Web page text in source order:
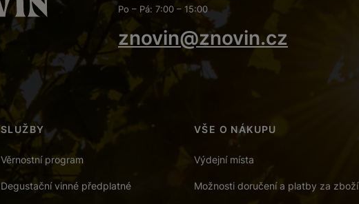
Po – Pá: 7:00 – 15:00
znovin@znovin.cz
SLUŽBY
Věrnostní program
Degustační vinné předplatné
VŠE O NÁKUPU
Výdejní místa
Možnosti doručení a platby za zboží